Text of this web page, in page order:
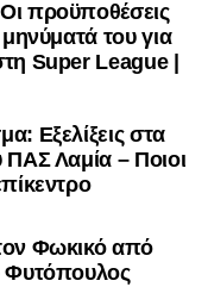
προϋποθέσεις
μηνύματά του για
Super League |
Εξελίξεις στα
ΠΑΣ Λαμία – Ποιοι
Φωκικό από
Φυτόπουλος